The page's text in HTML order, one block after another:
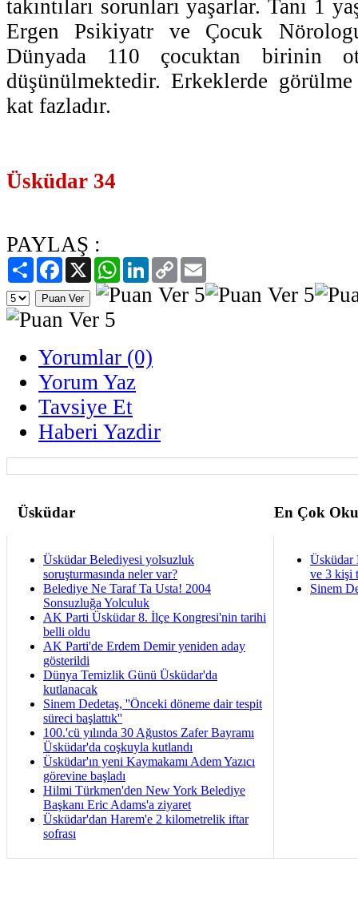
takıntıları sorunları yaşarlar. Tanı 1
Ergen Psikiyatr ve Çocuk
Dünyada 110 çocuktan birinin
düşünülmektedir. Erkeklerde
kat fazladır.
Üsküdar 34
PAYLAŞ :
PaylaşFacebook
X WhatsAppLinkedIn
Copy
Link
Yorumlar (0)
Yorum Yaz
Tavsiye Et
Haberi Yazdir
Üsküdar En Çok
Üsküdar Belediyesi yolsuzluk
soruşturmasında neler var?
Belediye Ne Taraf Ta Usta! 2004
Sonsuzluğa Yolculuk
AK Parti Üsküdar 8. İlçe Kongresi'nin tarihi
belli oldu
AK Parti'de Erdem Demir yeniden aday
gösterildi
Dünya Temizlik Günü Üsküdar'da
kutlanacak
Sinem Dedetaş, ''Önceki döneme dair tespit
süreci başlattık''
100.'cü yılında 30 Ağustos Zafer Bayramı
Üsküdar'da coşkuyla kutlandı
Üsküdar'ın yeni Kaymakamı Adem Yazıcı
görevine başladı
Hilmi Türkmen'den New York Belediye
Başkanı Eric Adams'a ziyaret
Üsküdar'dan Harem'e 2 kilometrelik iftar
sofrası
Üsküdar
ve 3 kişi
Sinem